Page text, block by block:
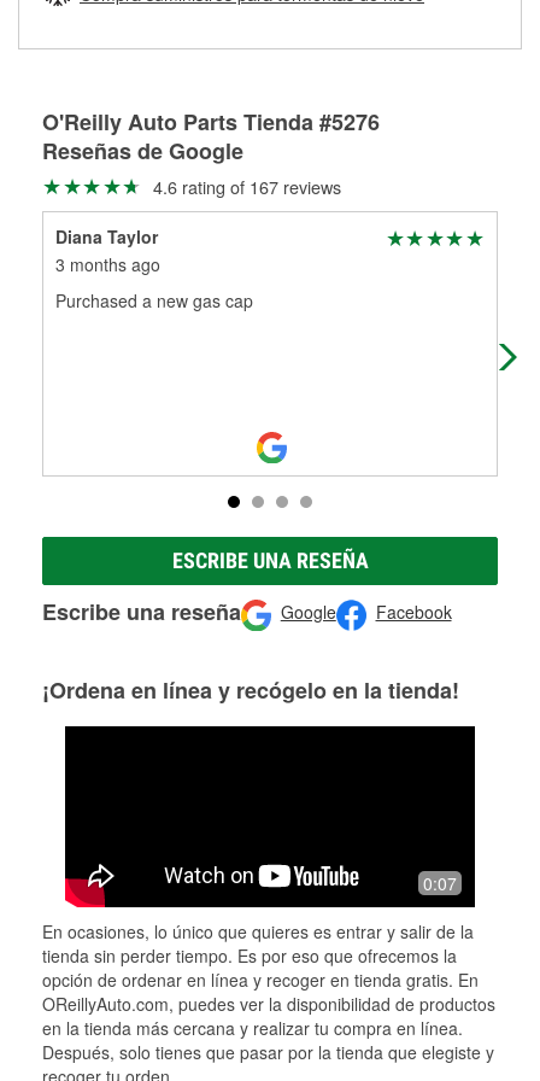
partes de reemplazo correctas para tu reparación.
O'Reilly Auto Parts Tienda #5276
Reseñas de Google
4.6 rating of 167 reviews
Diana Taylor
3 months ago
Purchased a new gas cap
ESCRIBE UNA RESEÑA
Escribe una reseña Google Facebook
¡Ordena en línea y recógelo en la tienda!
0:07
En ocasiones, lo único que quieres es entrar y salir de la
tienda sin perder tiempo. Es por eso que ofrecemos la
opción de ordenar en línea y recoger en tienda gratis. En
OReillyAuto.com, puedes ver la disponibilidad de productos
en la tienda más cercana y realizar tu compra en línea.
Después, solo tienes que pasar por la tienda que elegiste y
recoger tu orden.